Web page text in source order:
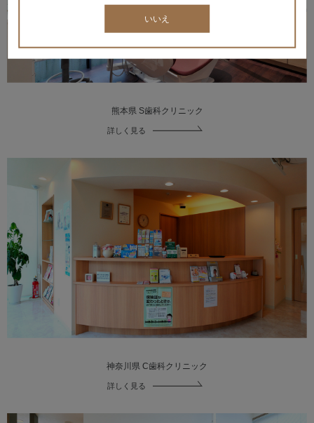
いいえ
熊本県 S歯科クリニック
詳しく見る
神奈川県 C歯科クリニック
詳しく見る